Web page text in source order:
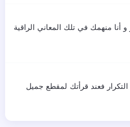
منهمك في تلك المعاني الراقية
فعند قرأتك لمقطع جميل